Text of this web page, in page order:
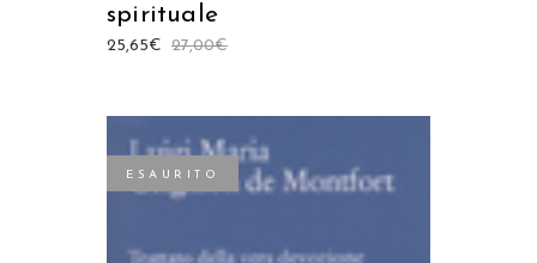
spirituale
27,00€
25,65€
ESAURITO